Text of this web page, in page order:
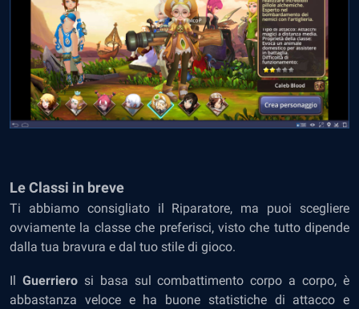
Le Classi in breve
Ti abbiamo consigliato il Riparatore, ma puoi scegliere
ovviamente la classe che preferisci, visto che tutto dipende
dalla tua bravura e dal tuo stile di gioco.
Il Guerrierosi basa sul combattimento corpo a corpo, è
abbastanza veloce e ha buone statistiche di attacco e